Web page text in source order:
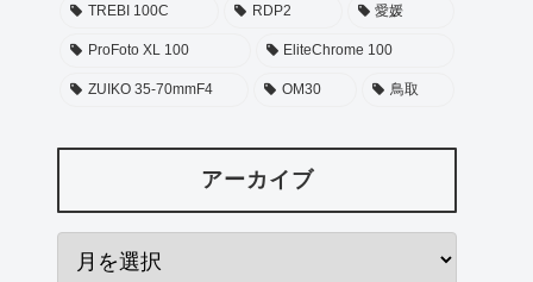
TREBI 100C RDP2 愛媛
ProFoto XL 100 EliteChrome 100
ZUIKO 35-70mmF4 OM30 鳥取
アーカイブ